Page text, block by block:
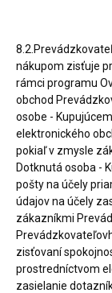
nákupom zisťuje
rámci programu
obchod
osobe -
elektronického
pokiaľ v zmysle
Dotknutá osoba -
pošty na účely
údajov na účely
zákazníkmi
zisťovaní
prostredníctvom
zasielanie